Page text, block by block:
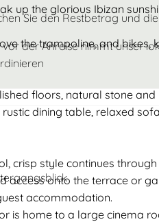
up the glorious Ibizan
the trampoline, and
floors, natural stone
rustic dining table, relaxed
crisp style continues
access onto the terrace or
accommodation.
is home to a large cinema
Sie den Restbetrag und
vor der Anreise nimmt unser